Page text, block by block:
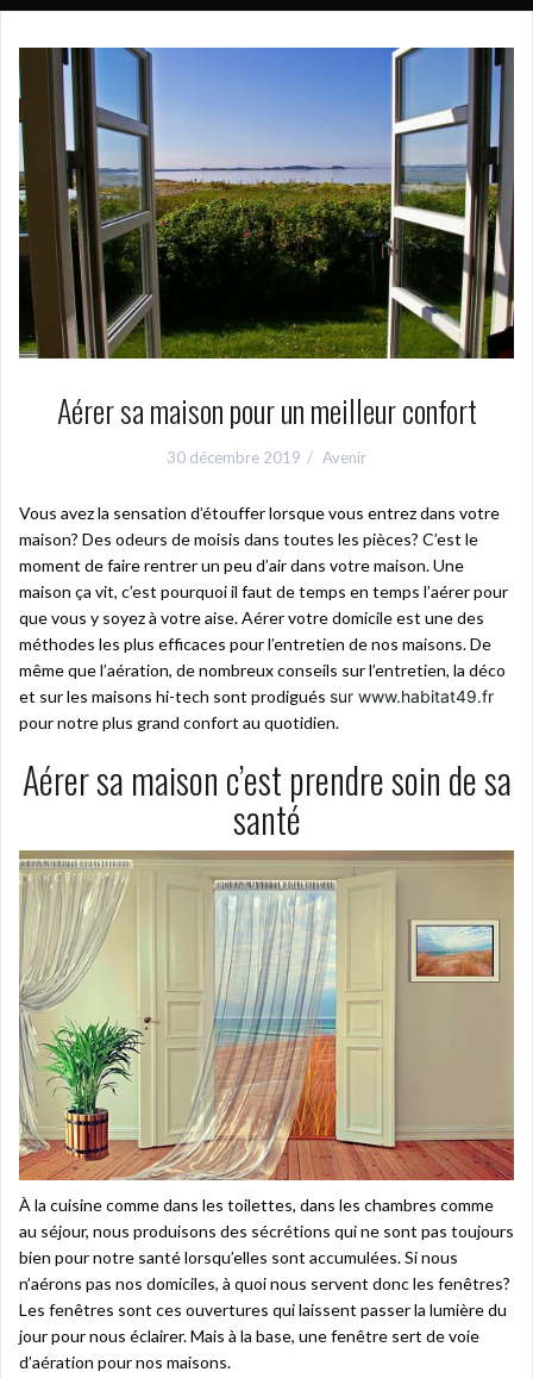
Aérer sa maison pour un meilleur confort
30 décembre 2019 Avenir
Vous avez la sensation d’étouffer lorsque vous entrez dans votre
maison? Des odeurs de moisis dans toutes les pièces? C’est le
moment de faire rentrer un peu d’air dans votre maison. Une
maison ça vit, c’est pourquoi il faut de temps en temps l’aérer pour
que vous y soyez à votre aise. Aérer votre domicile est une des
méthodes les plus efficaces pour l’entretien de nos maisons. De
même que l’aération, de nombreux conseils sur l’entretien, la déco
et sur les maisons hi-tech sont prodigués sur www.habitat49.fr
pour notre plus grand confort au quotidien.
Aérer sa maison c’est prendre soin de sa
santé
À la cuisine comme dans les toilettes, dans les chambres comme
au séjour, nous produisons des sécrétions qui ne sont pas toujours
bien pour notre santé lorsqu’elles sont accumulées. Si nous
n’aérons pas nos domiciles, à quoi nous servent donc les fenêtres?
Les fenêtres sont ces ouvertures qui laissent passer la lumière du
jour pour nous éclairer. Mais à la base, une fenêtre sert de voie
d’aération pour nos maisons.